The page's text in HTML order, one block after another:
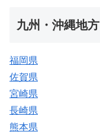
九州・沖縄地方
福岡県
佐賀県
宮崎県
長崎県
熊本県